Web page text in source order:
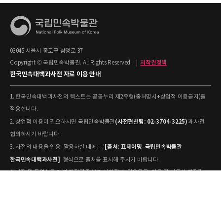
03045 서울시 종로구 삼청로 37
Copyright © 국립민속박물관. All Rights Reserved.
저작권정책
한국민속대백과사전 자료 이용 안내
1. 한국민속대백과사전의 텍스트는 공공누리 제2유형(출처명시+상업적 이용금지)을
적용합니다.
2. 상업적 이용이 필요하시면 국립민속박물관(사전편찬팀: 02-3704-3225)과 사전
협의하시기 바랍니다.
3. 사전의 내용을 인용·활용하실 때에는 ' [출처: 표제어명–국립민속박물관
한국민속대백과사전] ' 형식으로 출처를 표시해 주시기 바랍니다.
4. 사진 및 동영상은 개별 저작권 정보가 상이할 수 있으므로, 이용 전 반드시 저작권